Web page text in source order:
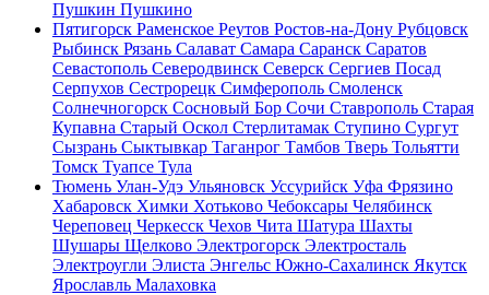
Пушкин Пушкино
Пятигорск Раменское Реутов Ростов-на-Дону Рубцовск
Рыбинск Рязань Салават Самара Саранск Саратов
Севастополь Северодвинск Северск Сергиев Посад
Серпухов Сестрорецк Симферополь Смоленск
Солнечногорск Сосновый Бор Сочи Ставрополь Старая
Купавна Старый Оскол Стерлитамак Ступино Сургут
Сызрань Сыктывкар Таганрог Тамбов Тверь Тольятти
Томск Туапсе Тула
Тюмень Улан-Удэ Ульяновск Уссурийск Уфа Фрязино
Хабаровск Химки Хотьково Чебоксары Челябинск
Череповец Черкесск Чехов Чита Шатура Шахты
Шушары Щелково Электрогорск Электросталь
Электроугли Элиста Энгельс Южно-Сахалинск Якутск
Ярославль Малаховка